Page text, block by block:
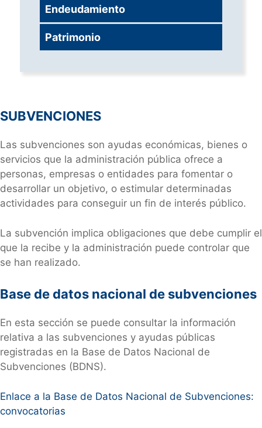
SUBVENCIONES
Las subvenciones son ayudas económicas, bienes o
servicios que la administración pública ofrece a
personas, empresas o entidades para fomentar o
desarrollar un objetivo, o estimular determinadas
actividades para conseguir un fin de interés público.
La subvención implica obligaciones que debe cumplir el
que la recibe y la administración puede controlar que
se han realizado.
Base de datos nacional de subvenciones
En esta sección se puede consultar la información
relativa a las subvenciones y ayudas públicas
registradas en la Base de Datos Nacional de
Subvenciones (BDNS).
Enlace a la Base de Datos Nacional de Subvenciones:
convocatorias
Endeudamiento
Patrimonio